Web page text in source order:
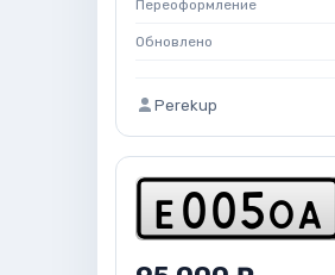
Переоформление
Обновлено
Perekup
e 0 0 5 o a